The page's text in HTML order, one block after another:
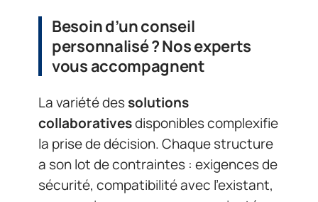
Besoin d’un conseil
personnalisé ? Nos experts
vous accompagnent
La variété dessolutions
collaborativesdisponibles complexifie
la prise de décision. Chaque structure
a son lot de contraintes : exigences de
sécurité, compatibilité avec l’existant,